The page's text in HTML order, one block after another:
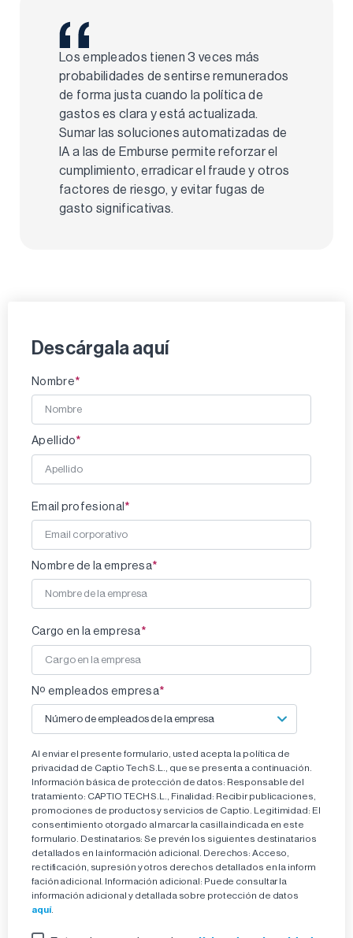
Los empleados tienen 3 veces más
probabilidades de sentirse remunerados
de forma justa cuando la política de
gastos es clara y está actualizada.
Sumar las soluciones automatizadas de
IA a las de Emburse permite reforzar el
cumplimiento, erradicar el fraude y otros
factores de riesgo, y evitar fugas de
gasto significativas.
Descárgala aquí
Nombre*
Apellido*
Email profesional*
Nombre de la empresa*
Cargo en la empresa*
Nº empleados empresa*
Al enviar el presente formulario, usted acepta la política de
privacidad de Captio Tech S.L., que se presenta a continuación.
Información básica de protección de datos: Responsable del
tratamiento: CAPTIO TECH S.L., Finalidad: Recibir publicaciones,
promociones de productos y servicios de Captio. Legitimidad: El
consentimiento otorgado al marcar la casilla indicada en este
formulario. Destinatarios: Se prevén los siguientes destinatarios
detallados en la información adicional. Derechos: Acceso,
rectificación, supresión y otros derechos detallados en la inform
fación adicional. Información adicional: Puede consultar la
información adicional y detallada sobre protección de datos
aquí.